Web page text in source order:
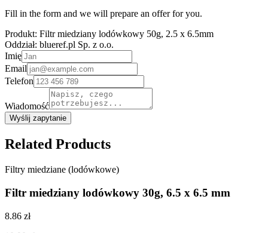
Fill in the form and we will prepare an offer for you.
Produkt: Filtr miedziany lodówkowy 50g, 2.5 x 6.5mm
Oddział: blueref.pl Sp. z o.o.
Imię
Email
Telefon
Wiadomość
Wyślij zapytanie
Related Products
Filtry miedziane (lodówkowe)
Filtr miedziany lodówkowy 30g, 6.5 x 6.5 mm
8.86 zł